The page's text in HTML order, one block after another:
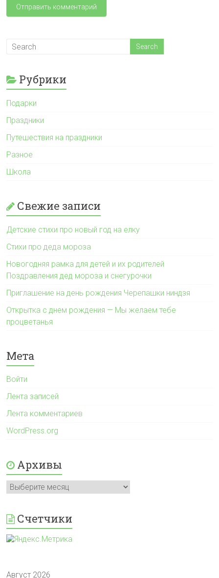
Рубрики
Подарки
Праздники
Путешествия на праздники
Разное
Школа
Свежие записи
Детские стихи про новый год на елку
Стихи про деда мороза
Новогодняя рамка для детей и их родителей
Поздравления дед мороза и снегурочки
Приглашение на день рождения Черепашки ниндзя
Открытка с днем рождения — Мы желаем тебе
процветанья
Мета
Войти
Лента записей
Лента комментариев
WordPress.org
Архивы
Архивы
Счетчики
Август 2026